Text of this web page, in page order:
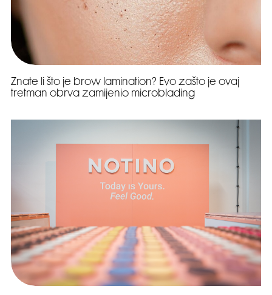
Znate li što je brow lamination? Evo zašto je ovaj
tretman obrva zamijenio microblading